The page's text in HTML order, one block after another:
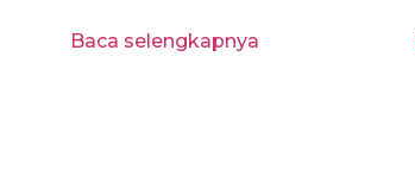
Baca selengkapnya